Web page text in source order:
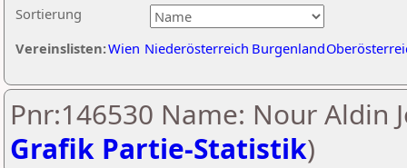
Sortierung
Vereinslisten:Wien Niederösterreich Burgenland
Pnr:146530 Name: Nour Aldin
Grafik Partie-Statistik)